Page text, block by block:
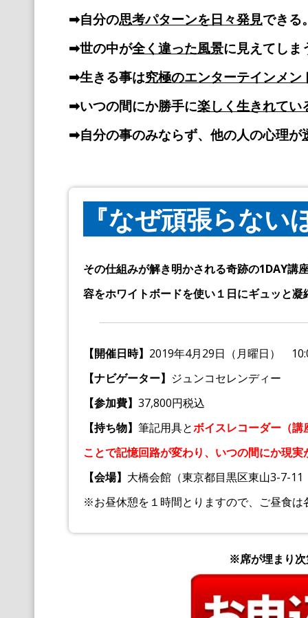
➡自分の思考パターンを日々発見できる
➡世の中が全く違った風景に見えてしま
➡生きる事は究極のエンターテインメン
➡いつの間にか勝手に楽しく生きれてい
➡自分の事のみならず、他の人の心理が
『なぜ頑張らな
その仕組みが解き明かされる奇跡の1DAY講
容をホワイトボードを使い１日にギュッと
【開催日時】 2019年4月29日（月曜日）
【ナビゲーター】 ジュンコセレンディー
【参加費】 37,800円税込
【持ち物】 筆記用具とボイスレコーダー（
ことで記憶回路が変わり、いつの間にか現
【会場】 大橋会館（東京都目黒区東山3-7-
※お昼休憩を１時間とりますので、ご昼食
※席が埋まり次